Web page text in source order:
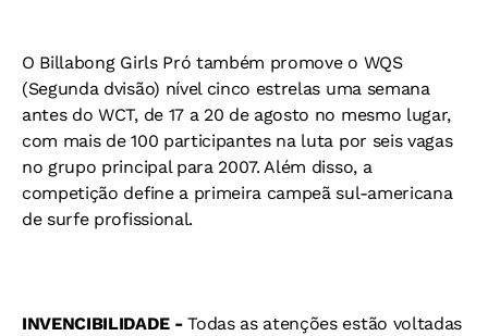
O Billabong Girls Pró também promove o WQS
(Segunda dvisão) nível cinco estrelas uma semana
antes do WCT, de 17 a 20 de agosto no mesmo lugar,
com mais de 100 participantes na luta por seis vagas
no grupo principal para 2007. Além disso, a
competição define a primeira campeã sul-americana
de surfe profissional.
INVENCIBILIDADE -Todas as atenções estão voltadas